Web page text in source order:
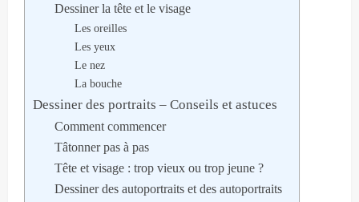
Dessiner la tête et le visage
Les oreilles
Les yeux
Le nez
La bouche
Dessiner des portraits – Conseils et astuces
Comment commencer
Tâtonner pas à pas
Tête et visage : trop vieux ou trop jeune ?
Dessiner des autoportraits et des autoportraits